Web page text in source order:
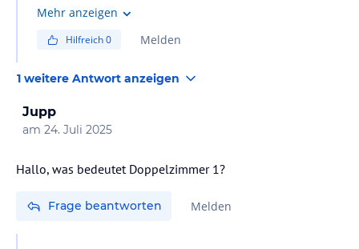
in der Vorsaison, evtl. gibts jetzt mehr
Mehr anzeigen
Hilfreich0 Melden
1 weitere Antwort anzeigen
Jupp
am 24. Juli 2025
Hallo, was bedeutet Doppelzimmer 1?
Frage beantworten Melden